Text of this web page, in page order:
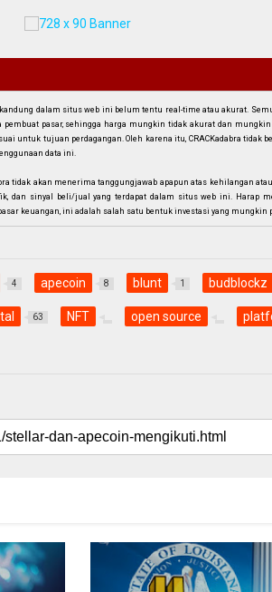
dalam situs web ini belum tentu real-time atau akurat.
pasar, sehingga harga mungkin tidak akurat dan mungkin
untuk tujuan perdagangan. Oleh karena itu, CRACKadabra tidak
data ini.
tidak akan menerima tanggungjawab apapun atas kehilangan
dan sinyal beli/jual yang terdapat dalam situs web ini. Harap
keuangan, ini adalah salah satu bentuk investasi yang mungkin
4 apecoin 8 blunt 1 budblockz
63 NFT open source